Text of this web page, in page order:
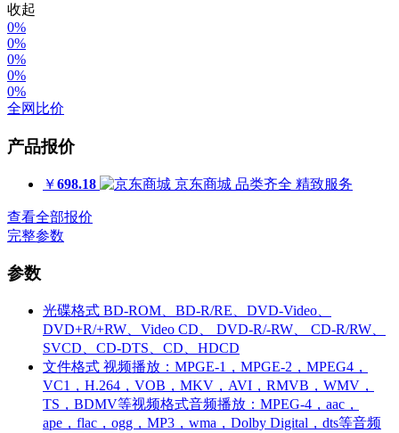
收起
0%
0%
0%
0%
0%
全网比价
产品报价
￥698.18 京东商城 品类齐全 精致服务
查看全部报价
完整参数
参数
光碟格式 BD-ROM、BD-R/RE、DVD-Video、
DVD+R/+RW、Video CD、 DVD-R/-RW、 CD-R/RW、
SVCD、CD-DTS、CD、HDCD
文件格式 视频播放：MPGE-1，MPGE-2，MPEG4，
VC1，H.264，VOB，MKV，AVI，RMVB，WMV，
TS，BDMV等视频格式音频播放：MPEG-4，aac，
ape，flac，ogg，MP3，wma，Dolby Digital，dts等音频